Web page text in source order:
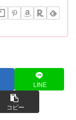
LINE
コピー